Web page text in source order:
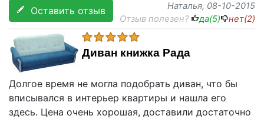
Оставить отзыв
Наталья, 08-10-2015
Отзыв полезен?
да(5) нет(2)
Диван книжка Рада
Долгое время не могла подобрать диван, что бы
вписывался в интерьер квартиры и нашла его
здесь. Цена очень хорошая, доставили достаточно